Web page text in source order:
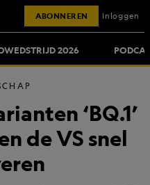
2026
ABONNEREN Inloggen
‘BQ.1’
de VS snel